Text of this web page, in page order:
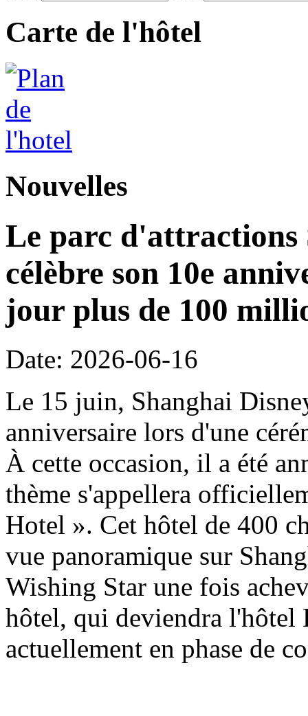
Carte de l'hôtel
Nouvelles
Le parc d'attractions
célèbre son 10e
jour plus de 100
Date: 2026-06-16
Le 15 juin, Shanghai
anniversaire lors d'une
À cette occasion, il a été
thème s'appellera
Hotel ». Cet hôtel de 400
vue panoramique sur
Wishing Star une fois
hôtel, qui deviendra l'hôtel
actuellement en phase de